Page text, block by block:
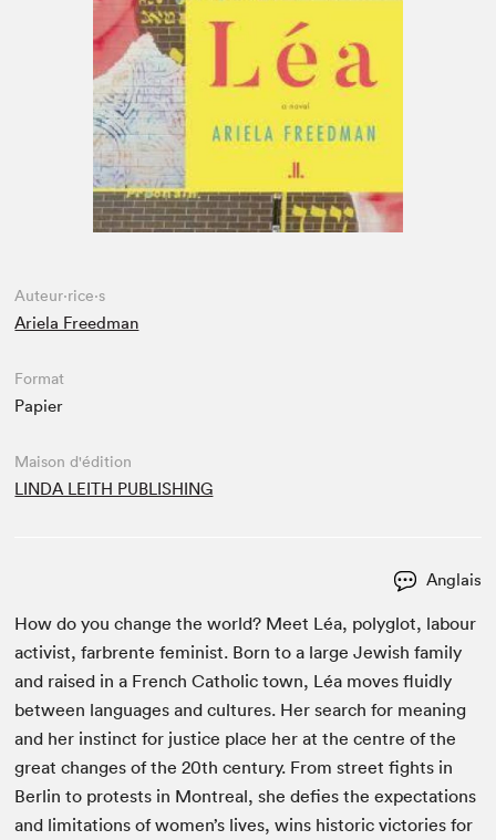
Espace enseignant·e·s
Espace pro
Auteur·rice·s
Ariela Freedman
Format
Papier
Maison d'édition
LINDA LEITH PUBLISHING
Anglais
How do you change the world? Meet Léa, poly­glot, labour
activist, far­brente fem­i­nist. Born to a large Jew­ish fam­i­ly
and raised in a French Catholic town, Léa moves flu­id­ly
between lan­guages and cul­tures. Her search for mean­ing
and her instinct for jus­tice place her at the cen­tre of the
great changes of the20th cen­tu­ry. From street fights in
Berlin to protests in Mon­tre­al, she defies the expec­ta­tions
and lim­i­ta­tions of women’s lives, wins his­toric vic­to­ries for